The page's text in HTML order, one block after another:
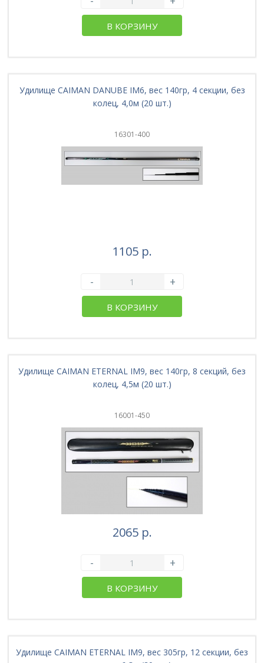
В КОРЗИНУ
Удилище CAIMAN DANUBE IM6, вес 140гр, 4 секции, без
колец, 4,0м (20 шт.)
16301-400
1105 р.
- +
В КОРЗИНУ
Удилище CAIMAN ETERNAL IM9, вес 140гр, 8 секций, без
колец, 4,5м (20 шт.)
16001-450
2065 р.
- +
В КОРЗИНУ
Удилище CAIMAN ETERNAL IM9, вес 305гр, 12 секции, без